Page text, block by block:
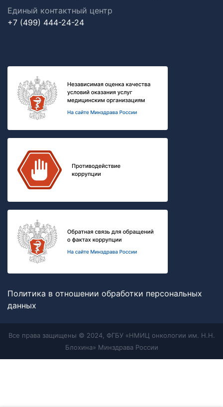
Единый контактный центр
+7 (499) 444-24-24
Политика в отношении обработки персональных
данных
Все права защищены © 2024, ФГБУ «НМИЦ онкологии им. Н.Н.
Блохина» Минздрава России